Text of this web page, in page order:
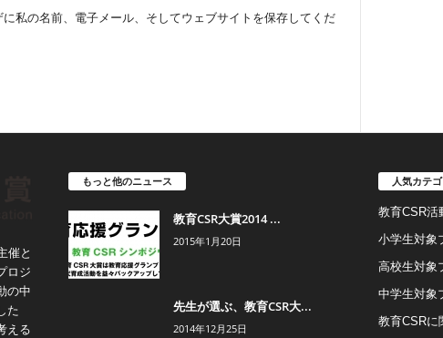
私の名前、電子メール、そしてウェブサイトを保存してくだ
催と
ロジ
の中
た
える
もっと他のニュース
教育CSR大賞2014 ...
2015年1月20日
先生が選ぶ、教育CSR大...
2014年12月25日
人気カテゴ
教育CSR活
小学生対象
高校生対象
中学生対象
教育CSRに